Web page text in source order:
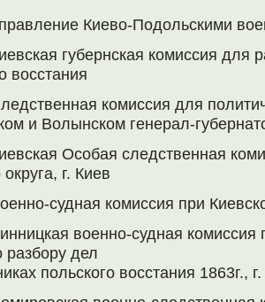
Киево-Подольскими
губернская комиссия для
восстания
комиссия для
и Волынском генерал-
Особая следственная
г. Киев
судная комиссия при
военно-судная комиссия
разбору дел
польского восстания 1863г.,